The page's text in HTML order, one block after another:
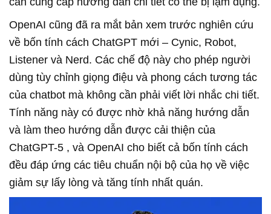
OpenAI cũng đã ra mắt bản xem trước nghiên cứu
về bốn tính cách ChatGPT mới – Cynic, Robot,
Listener và Nerd. Các chế độ này cho phép người
dùng tùy chỉnh giọng điệu và phong cách tương tác
của chatbot mà không cần phải viết lời nhắc chi tiết.
Tính năng này có được nhờ khả năng hướng dẫn
và làm theo hướng dẫn được cải thiện của
ChatGPT-5 , và OpenAI cho biết cả bốn tính cách
đều đáp ứng các tiêu chuẩn nội bộ của họ về việc
giảm sự lấy lòng và tăng tính nhất quán.